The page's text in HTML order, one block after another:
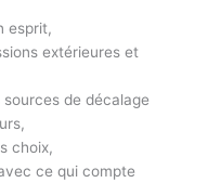
esprit,
extérieures et
de décalage
choix,
ce qui compte